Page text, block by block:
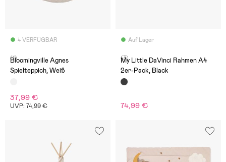
4 VERFÜGBAR
(1)
Bloomingville Agnes
Spielteppich, Weiß
37,99 €
UVP: 74,99 €
Auf Lager
(3)
My Little DaVinci Rahmen A4
2er-Pack, Black
74,99 €